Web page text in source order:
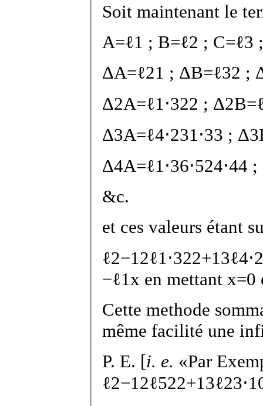
Soit maintenant le
A=ℓ1 ; B=ℓ2 ; C=ℓ3
ΔA=ℓ21 ; ΔB=ℓ32 ;
Δ2A=ℓ1 ⋅322 ; Δ2B=
Δ3A=ℓ4⋅231 ⋅33 ; Δ3
Δ4A=ℓ1 ⋅36⋅524⋅44 ;
&c.
et ces valeurs étant
ℓ2−12ℓ1 ⋅322+13ℓ4⋅2
−ℓ1x en mettant x=0
Cette methode
même facilité une
P. E. [i. e.
Par
ℓ2−12ℓ522+13ℓ23⋅